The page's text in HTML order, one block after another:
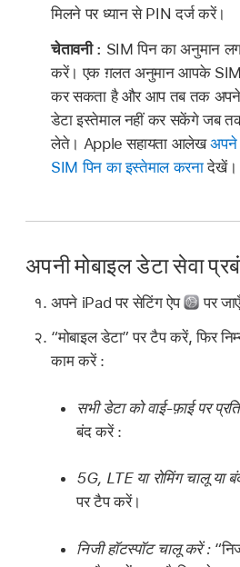
मिलने पर ध्यान से PIN दर्ज करें।
चेतावनी : SIM पिन का अनुमान
करें। एक ग़लत अनुमान आपके SIM
कर सकता है और आप तब तक अपने
डेटा इस्तेमाल नहीं कर सकेंगे जब
लेते। Apple सहायता आलेखअपने
SIM पिन का इस्तेमाल करनादेखें।
अपनी मोबाइल डेटा सेवा
अपने iPad पर सेटिंग ऐप
पर
“मोबाइल डेटा” पर टैप करें, फिर
काम करें :
सभी डेटा को वाई-फ़ाई पर
बंद करें :
5G, LTE या रोमिंग चालू या
पर टैप करें।
निजी हॉटस्पॉट चालू करें :